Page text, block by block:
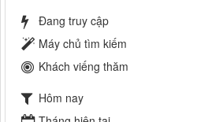
Đang truy cập
Máy chủ tìm kiếm
Khách viếng thăm
Hôm nay